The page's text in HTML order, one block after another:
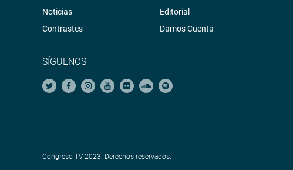
Noticias
Contrastes
Editorial
Damos Cuenta
SÍGUENOS
Congreso TV 2023. Derechos reservados.